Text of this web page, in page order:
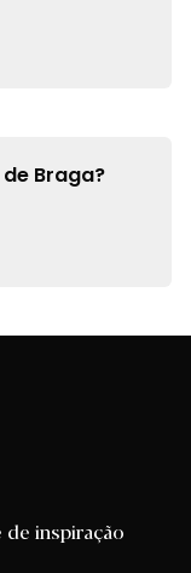
Braga?
inspiração